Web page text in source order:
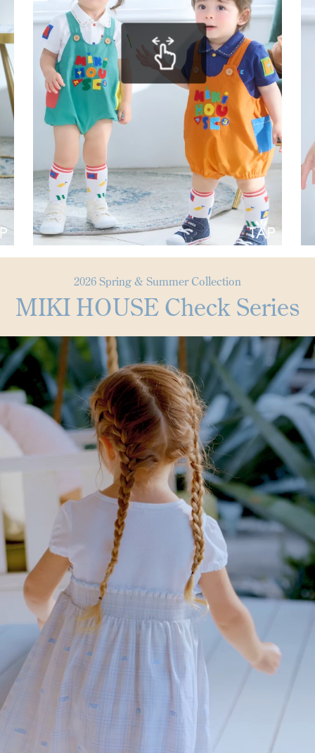
2026 Spring & Summer Collection
MIKI HOUSE Check Series